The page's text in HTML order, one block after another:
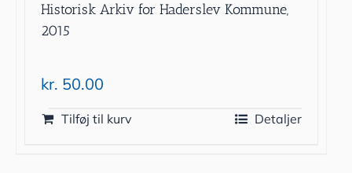
Historisk Arkiv for Haderslev Kommune,
2015
kr. 50.00
Tilføj til kurv Detaljer